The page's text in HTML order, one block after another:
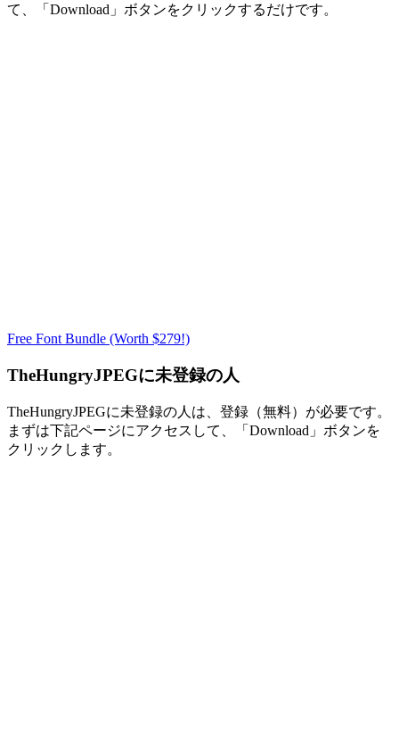
て、「Download」ボタンをクリックするだけです。
Free Font Bundle (Worth $279!)
TheHungryJPEGに未登録の人
TheHungryJPEGに未登録の人は、登録（無料）が必要です。
まずは下記ページにアクセスして、「Download」ボタンを
クリックします。